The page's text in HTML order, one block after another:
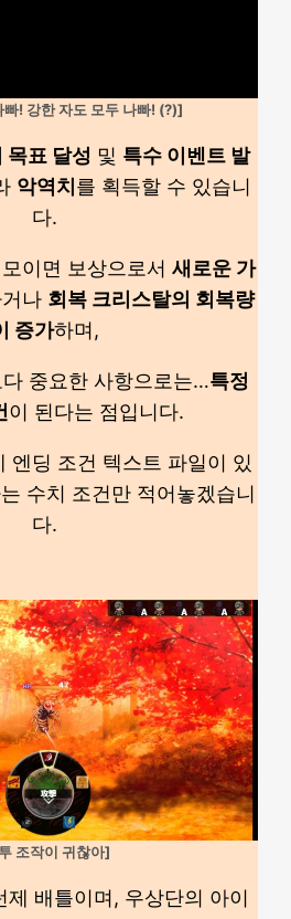
! 강한 자도 모두 나빠! (?)]
목표 달성 및 특수 이벤트 발
악역치 를 획득할 수 있습니
다.
이면 보상으로서 새로운 가
나 회복 크리스탈의 회복량
증가하며,
중요한 사항으로는…특정
이 된다는 점입니다.
엔딩 조건 텍스트 파일이 있
수치 조건만 적어놓겠습니
다.
조작이 귀찮아]
제 배틀이며, 우상단의 아이